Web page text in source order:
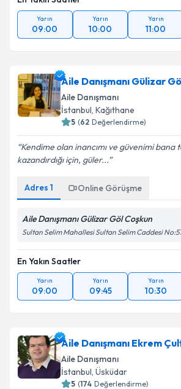
Yarın
09:00
Yarın
10:00
Yarın
11:00
Aile Danışmanı Gülizar
Aile Danışmanı
İstanbul, Kağıthane
5 (62 Değerlendirme)
Kendime olan inancımı ve güvenimi bana
kazandırdığı için, güler...
Adres 1 Online Görüşme
Aile Danışmanı Gülizar Göl Coşkun
Sultan Selim Mahallesi Sultan Selim Caddesi
En Yakın Saatler
Yarın
09:00
Yarın
09:45
Yarın
10:30
Aile Danışmanı Ekrem
Aile Danışmanı
İstanbul, Üsküdar
5 (174 Değerlendirme)